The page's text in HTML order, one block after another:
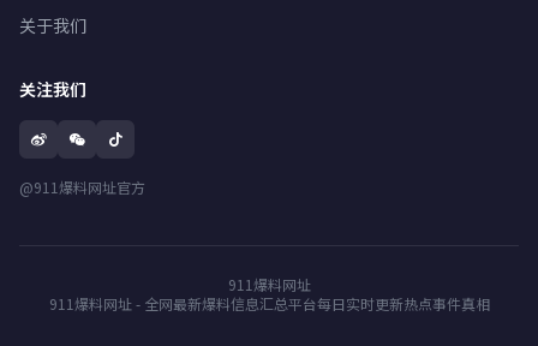
关于我们
关注我们
@911爆料网址官方
911爆料网址
911爆料网址 - 全网最新爆料信息汇总平台每日实时更新热点事件真相